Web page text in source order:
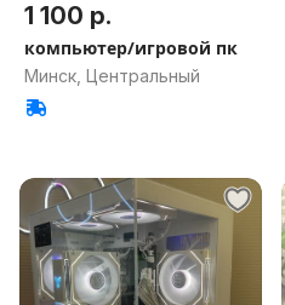
1 100 р.
компьютер/игровой пк
Минск, Центральный